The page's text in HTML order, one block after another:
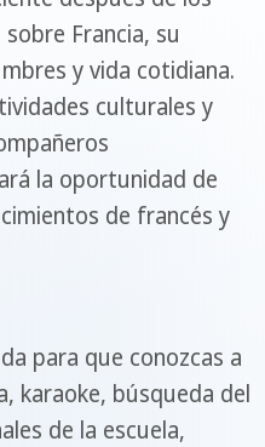
Francia, su
y vida cotidiana.
culturales y
la oportunidad de
de francés y
para que conozcas a
karaoke, búsqueda del
de la escuela,